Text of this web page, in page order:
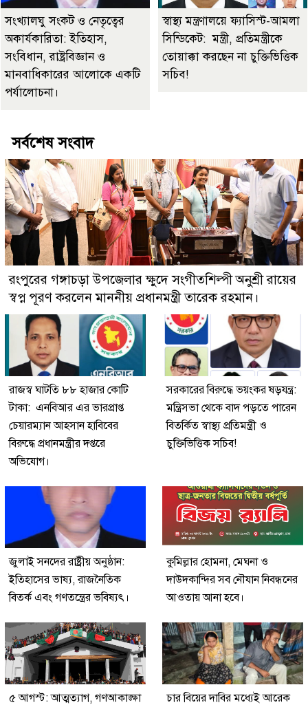
সংখ্যালঘু সংকট ও নেতৃত্বের
অকার্যকারিতা: ইতিহাস,
সংবিধান, রাষ্ট্রবিজ্ঞান ও
মানবাধিকারের আলোকে একটি
পর্যালোচনা।
স্বাস্থ্য মন্ত্রণালয়ে ফ্যাসিস্ট-আমলা
সিন্ডিকেট: মন্ত্রী, প্রতিমন্ত্রীকে
তোয়াক্কা করছেন না চুক্তিভিত্তিক
সচিব!
সর্বশেষ সংবাদ
রংপুরের গঙ্গাচড়া উপজেলার ক্ষুদে সংগীতশিল্পী অনুশ্রী রায়ের
স্বপ্ন পূরণ করলেন মাননীয় প্রধানমন্ত্রী তারেক রহমান।
রাজস্ব ঘাটতি ৮৮ হাজার কোটি
টাকা: এনবিআর এর ভারপ্রাপ্ত
চেয়ারম্যান আহসান হাবিবের
বিরুদ্ধে প্রধানমন্ত্রীর দপ্তরে
অভিযোগ।
সরকারের বিরুদ্ধে ভয়ংকর ষড়যন্ত্র:
মন্ত্রিসভা থেকে বাদ পড়তে পারেন
বিতর্কিত স্বাস্থ্য প্রতিমন্ত্রী ও
চুক্তিভিত্তিক সচিব!
জুলাই সনদের রাষ্ট্রীয় অনুষ্ঠান:
ইতিহাসের ভাষ্য, রাজনৈতিক
বিতর্ক এবং গণতন্ত্রের ভবিষ্যৎ।
কুমিল্লার হোমনা, মেঘনা ও
দাউদকান্দির সব নৌযান নিবন্ধনের
আওতায় আনা হবে।
৫ আগস্ট: আত্মত্যাগ, গণআকাঙ্ক্ষা
চার বিয়ের দাবির মধ্যেই আরেক